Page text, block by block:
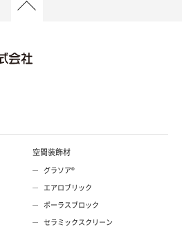
空間装飾材
グラソア®
エアロブリック
ポーラスブロック
セラミックスクリーン